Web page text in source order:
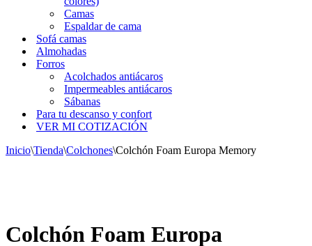
Camas
Espaldar de cama
Sofá camas
Almohadas
Forros
Acolchados antiácaros
Impermeables antiácaros
Sábanas
Para tu descanso y confort
VER MI COTIZACIÓN
Inicio\Tienda\Colchones\Colchón Foam Europa Memory
Colchón Foam Europa